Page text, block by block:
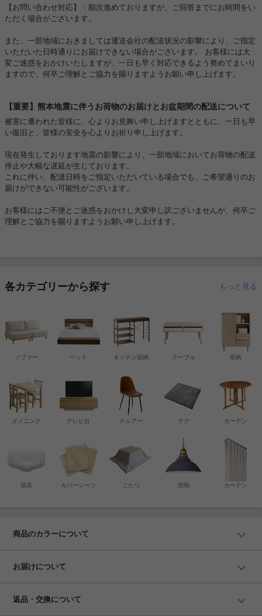
【お問い合わせ対応】：順次進めておりますが、ご回答までにお時間をい
ただく場合がございます。
また、一部地域におきましては運送会社の配送状況の影響により、ご指定
いただいた日時通りにお届けできない場合がございます。 お客様には大
変ご迷惑をおかけいたしますが、一日も早く対応できるよう努めてまいり
ますので、何卒ご理解とご協力を賜りますようお願い申し上げます。
【重要】熊本地震に伴うお荷物のお届けとお盆期間の配送について
被害に遭われた皆様に、心よりお見舞い申し上げますとともに、一日も早
い復旧と、皆様の安全を心よりお祈り申し上げます。
現在発生しております地震の影響により、一部地域においてお荷物の配送
停止や大幅な遅延が生じております。
これに伴い、配達日時をご指定いただいている場合でも、ご希望通りのお
届けができない可能性がございます。
お客様にはご不便とご迷惑をおかけし大変申し訳ございませんが、何卒ご
理解とご協力を賜りますようお願い申し上げます。
各カテゴリーから探す もっと見る
ソファー ベッド 収納
キッチン収納
寝具 カバーシーツ
チェアー
テーブル
こたつ
テレビ台
ダイニング ラグ
カーテン
照明
ガーデン
商品のカラーについて
お届けについて
返品・交換について